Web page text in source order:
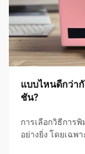
แบบไหนดีกว่า
ชัน?
การเลือกวิธีการ
อย่างยิ่ง โดยเฉพ